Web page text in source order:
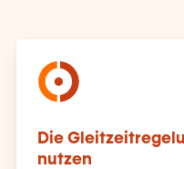
Die
nutzen